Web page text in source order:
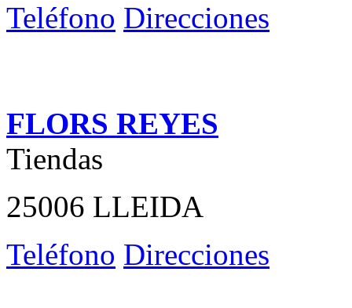
Teléfono Direcciones
FLORS REYES
Tiendas
25006 LLEIDA
Teléfono Direcciones